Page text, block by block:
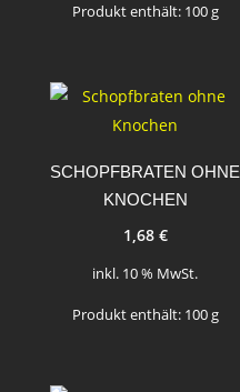
Produkt enthält: 100g
SCHOPFBRATEN OHNE
KNOCHEN
1,68 €
inkl. 10 % MwSt.
Produkt enthält: 100g